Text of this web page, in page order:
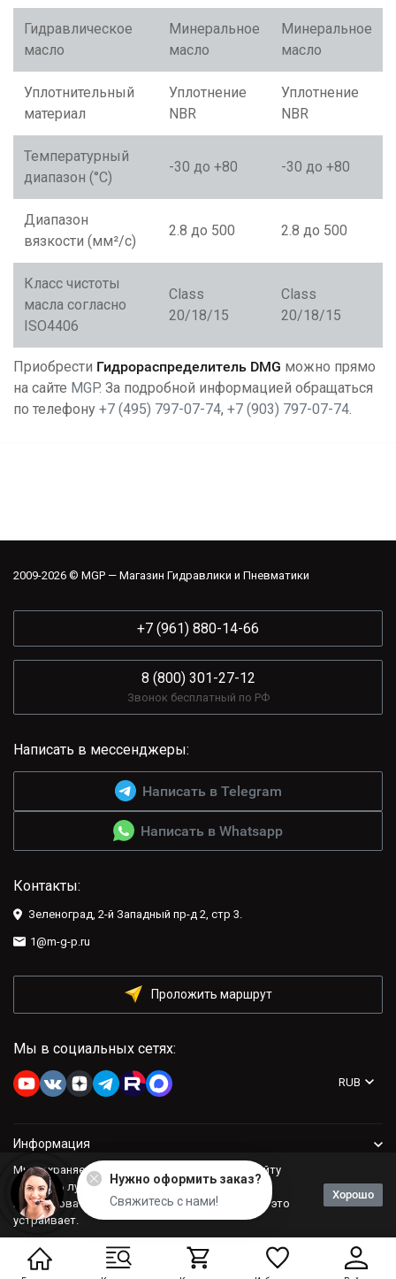
Гидравлическое
масло
Минеральное
масло
Минеральное
масло
Уплотнительный
материал
Уплотнение
NBR
Уплотнение
NBR
Температурный
диапазон (°C)
-30 до +80 -30 до +80
Диапазон
вязкости (мм²/с)
2.8 до 500 2.8 до 500
Класс чистоты
масла согласно
ISO4406
Class
20/18/15
Class
20/18/15
Приобрести Гидрораспределитель DMG можно прямо
на сайте MGP. За подробной информацией обращаться
по телефону +7 (495) 797-07-74, +7 (903) 797-07-74.
2009-2026 © MGP — Магазин Гидравлики и Пневматики
+7 (961) 880-14-66
8 (800) 301-27-12
Звонок бесплатный по РФ
Написать в мессенджеры:
Написать в Telegram
Написать в Whatsapp
Контакты:
Зеленоград, 2-й Западный пр-д 2, стр 3.
1@m-g-p.ru
Проложить маршрут
Мы в социальных сетях:
RUB
Информация
Компания
Политика персональных данных
Мы сохраняем файлы cookie: это помогает сайту
работать лучше. Если Вы продолжите
использовать сайт, мы будем считать, что Вас это
устраивает.
Хорошо
Нужно оформить заказ?
Свяжитесь с нами!